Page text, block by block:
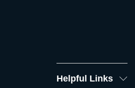
Helpful Links